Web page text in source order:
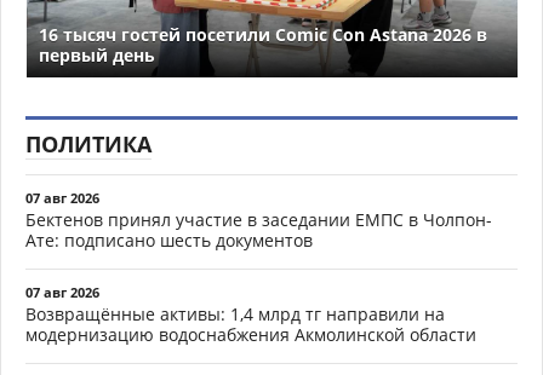
16 тысяч гостей посетили Comic Con Astana 2026 в
первый день
ПОЛИТИКА
07 авг 2026
Бектенов принял участие в заседании ЕМПС в Чолпон-
Ате: подписано шесть документов
07 авг 2026
Возвращённые активы: 1,4 млрд тг направили на
модернизацию водоснабжения Акмолинской области